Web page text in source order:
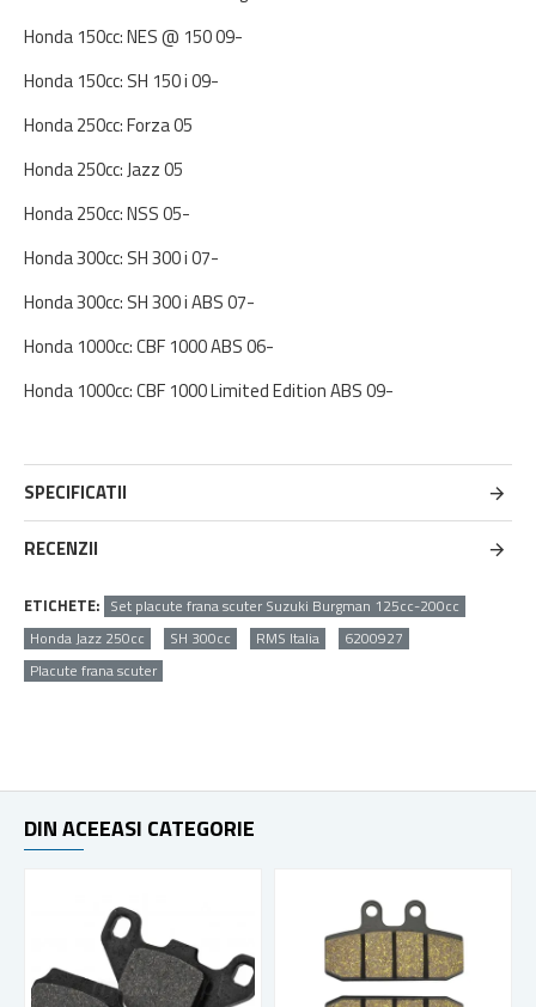
Honda 150cc: NES @ 150 09-
Honda 150cc: SH 150 i 09-
Honda 250cc: Forza 05
Honda 250cc: Jazz 05
Honda 250cc: NSS 05-
Honda 300cc: SH 300 i 07-
Honda 300cc: SH 300 i ABS 07-
Honda 1000cc: CBF 1000 ABS 06-
Honda 1000cc: CBF 1000 Limited Edition ABS 09-
SPECIFICATII
RECENZII
ETICHETE: Set placute frana scuter Suzuki Burgman 125cc-200cc
Honda Jazz 250cc
SH 300cc RMS Italia
6200927
Placute frana scuter
DIN ACEEASI CATEGORIE